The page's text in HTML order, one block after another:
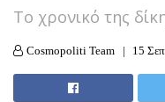
To χρονικό της
Cosmopoliti Team 15